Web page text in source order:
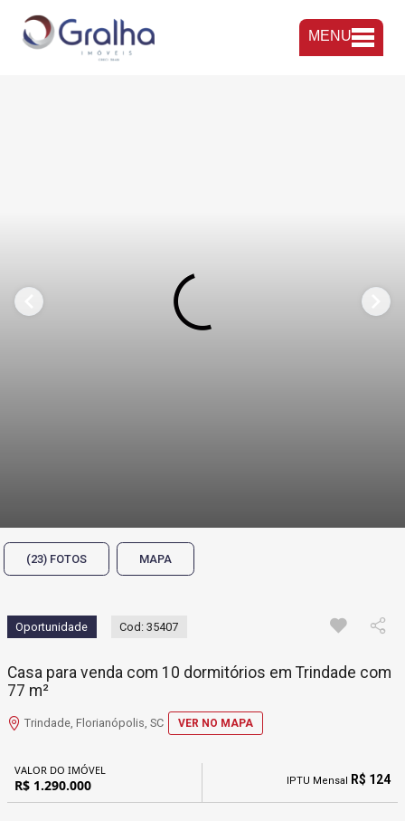
MENU
(23) FOTOS MAPA
Oportunidade Cod: 35407
Casa para venda com 10 dormitórios em Trindade com
77 m²
Trindade, Florianópolis, SC VER NO MAPA
VALOR DO IMÓVEL
R$ 1.290.000 IPTU Mensal R$ 124